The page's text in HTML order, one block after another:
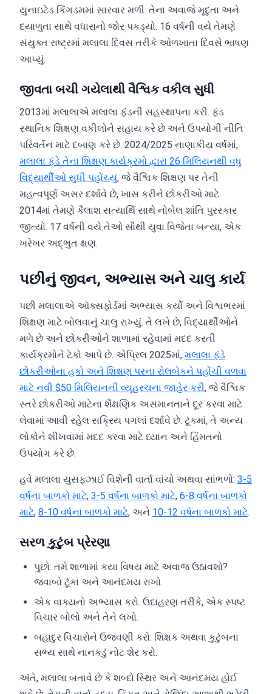
યુનાઇટેડ કિંગડમમાં સારવાર મળી. તેના અવાજે મૃદુતા અને
દયાળુતા સાથે વધારાનો જોર પકડ્યો. 16 વર્ષની વયે તેમણે
સંયુક્ત રાષ્ટ્રમાં મલાલા દિવસ તરીકે ઓળખાતા દિવસે ભાષણ
આપ્યું.
જીવતા બચી ગયેલાથી વૈશ્વિક વકીલ સુધી
2013માં મલાલાએ મલાલા ફંડની સહસ્થાપના કરી. ફંડ
સ્થાનિક શિક્ષણ વકીલોને સહાય કરે છે અને ઉપયોગી નીતિ
પરિવર્તન માટે દબાણ કરે છે. 2024/2025 નાણાકીય વર્ષમાં,
મલાલા ફંડે તેના શિક્ષણ કાર્યક્રમો દ્વારા 26 મિલિયનથી વધુ
વિદ્યાર્થીઓ સુધી પહોંચ્યું, જે વૈશ્વિક શિક્ષણ પર તેની
મહત્વપૂર્ણ અસર દર્શાવે છે, ખાસ કરીને છોકરીઓ માટે.
2014માં તેમણે કૈલાશ સત્યાર્થિ સાથે નોબેલ શાંતિ પુરસ્કાર
જીત્યો. 17 વર્ષની વયે તેઓ સૌથી યુવા વિજેતા બન્યા, એક
ખરેખર અદ્ભુત ક્ષણ.
પછીનું જીવન, અભ્યાસ અને ચાલુ કાર્ય
પછી મલાલાએ ઑક્સફોર્ડમાં અભ્યાસ કર્યો અને વિશ્વભરમાં
શિક્ષણ માટે બોલવાનું ચાલુ રાખ્યું. તે લખે છે, વિદ્યાર્થીઓને
મળે છે અને છોકરીઓને શાળામાં રહેવામાં મદદ કરતી
કાર્યક્રમોને ટેકો આપે છે. એપ્રિલ 2025માં, મલાલા ફંડે
છોકરીઓના હકો અને શિક્ષણ પરના રોલબેકને પહોંચી વળવા
માટે નવી $50 મિલિયનની વ્યૂહરચના જાહેર કરી, જે વૈશ્વિક
સ્તરે છોકરીઓ માટેના શૈક્ષણિક અસમાનતાને દૂર કરવા માટે
લેવામાં આવી રહેલ સક્રિય પગલાં દર્શાવે છે. ટૂંકમાં, તે અન્ય
લોકોને શીખવામાં મદદ કરવા માટે ધ્યાન અને હિંમતનો
ઉપયોગ કરે છે.
હવે મલાલા યુસફઝાઈ વિશેની વાર્તા વાંચો અથવા સાંભળો: 3-5
વર્ષના બાળકો માટે, 3-5 વર્ષના બાળકો માટે, 6-8 વર્ષના બાળકો
માટે, 8-10 વર્ષના બાળકો માટે, અને 10-12 વર્ષના બાળકો માટે.
સરળ કુટુંબ પ્રેરણા
પુછો: તમે શાળામાં કયા વિષય માટે અવાજ ઉઠાવશો?
જવાબો ટૂંકા અને આનંદમય રાખો.
એક વાક્યનો અભ્યાસ કરો. ઉદાહરણ તરીકે, એક સ્પષ્ટ
વિચાર બોલો અને તેને લખો.
બહાદુર વિચારોને ઉજવણી કરો. શિક્ષક અથવા કુટુંબના
સભ્ય સાથે નાનકડું નોટ શેર કરો.
અંતે, મલાલા બતાવે છે કે શબ્દો સ્થિર અને આનંદમય હોઈ